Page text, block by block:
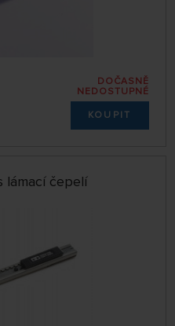
DOČASNĚ
NEDOSTUPNÉ
KOUPIT
lámací čepelí